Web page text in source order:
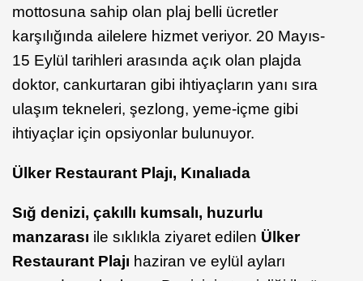
mottosuna sahip olan plaj belli ücretler
karşılığında ailelere hizmet veriyor. 20 Mayıs-
15 Eylül tarihleri arasında açık olan plajda
doktor, cankurtaran gibi ihtiyaçların yanı sıra
ulaşım tekneleri, şezlong, yeme-içme gibi
ihtiyaçlar için opsiyonlar bulunuyor.
Ülker Restaurant Plajı, Kınalıada
Sığ denizi, çakıllı kumsalı, huzurlu
manzarası ile sıklıkla ziyaret edilen Ülker
Restaurant Plajı haziran ve eylül ayları